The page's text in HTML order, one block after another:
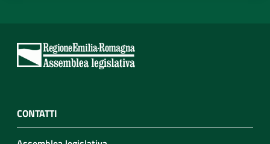
CONTATTI